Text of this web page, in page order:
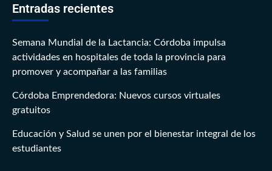
Entradas recientes
Semana Mundial de la Lactancia: Córdoba impulsa
actividades en hospitales de toda la provincia para
promover y acompañar a las familias
Córdoba Emprendedora: Nuevos cursos virtuales
gratuitos
Educación y Salud se unen por el bienestar integral de los
estudiantes